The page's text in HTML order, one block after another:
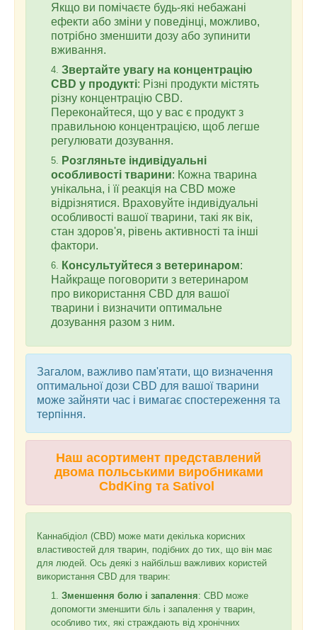
Якщо ви помічаєте будь-які небажані
ефекти або зміни у поведінці, можливо,
потрібно зменшити дозу або зупинити
вживання.
Звертайте увагу на концентрацію
CBD у продукті: Різні продукти містять
різну концентрацію CBD.
Переконайтеся, що у вас є продукт з
правильною концентрацією, щоб легше
регулювати дозування.
Розгляньте індивідуальні
особливості тварини: Кожна тварина
унікальна, і її реакція на CBD може
відрізнятися. Враховуйте індивідуальні
особливості вашої тварини, такі як вік,
стан здоров'я, рівень активності та інші
фактори.
Консультуйтеся з ветеринаром:
Найкраще поговорити з ветеринаром
про використання CBD для вашої
тварини і визначити оптимальне
дозування разом з ним.
Загалом, важливо пам'ятати, що визначення
оптимальної дози CBD для вашої тварини
може зайняти час і вимагає спостереження та
терпіння.
Наш асортимент представлений
двома польськими виробниками
CbdKing та Sativol
Каннабідіол (CBD) може мати декілька корисних
властивостей для тварин, подібних до тих, що він має
для людей. Ось деякі з найбільш важливих користей
використання CBD для тварин:
Зменшення болю і запалення: CBD може
допомогти зменшити біль і запалення у тварин,
особливо тих, які страждають від хронічних